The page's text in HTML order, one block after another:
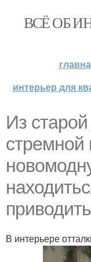
ВСЁ ОБ
интерьер для
Из
стремной
В интерьере